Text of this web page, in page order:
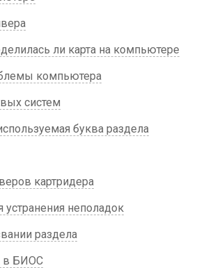
ли карта на компьютере
компьютера
систем
буква раздела
картридера
неполадок
раздела
в БИОС